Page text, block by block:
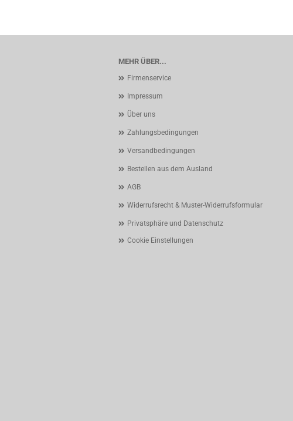
MEHR ÜBER...
Firmenservice
Impressum
Über uns
Zahlungsbedingungen
Versandbedingungen
Bestellen aus dem Ausland
AGB
Widerrufsrecht & Muster-Widerrufsformular
Privatsphäre und Datenschutz
Cookie Einstellungen